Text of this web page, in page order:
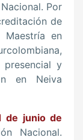
Por
de
en
y
en Neiva
de junio de
Nacional.